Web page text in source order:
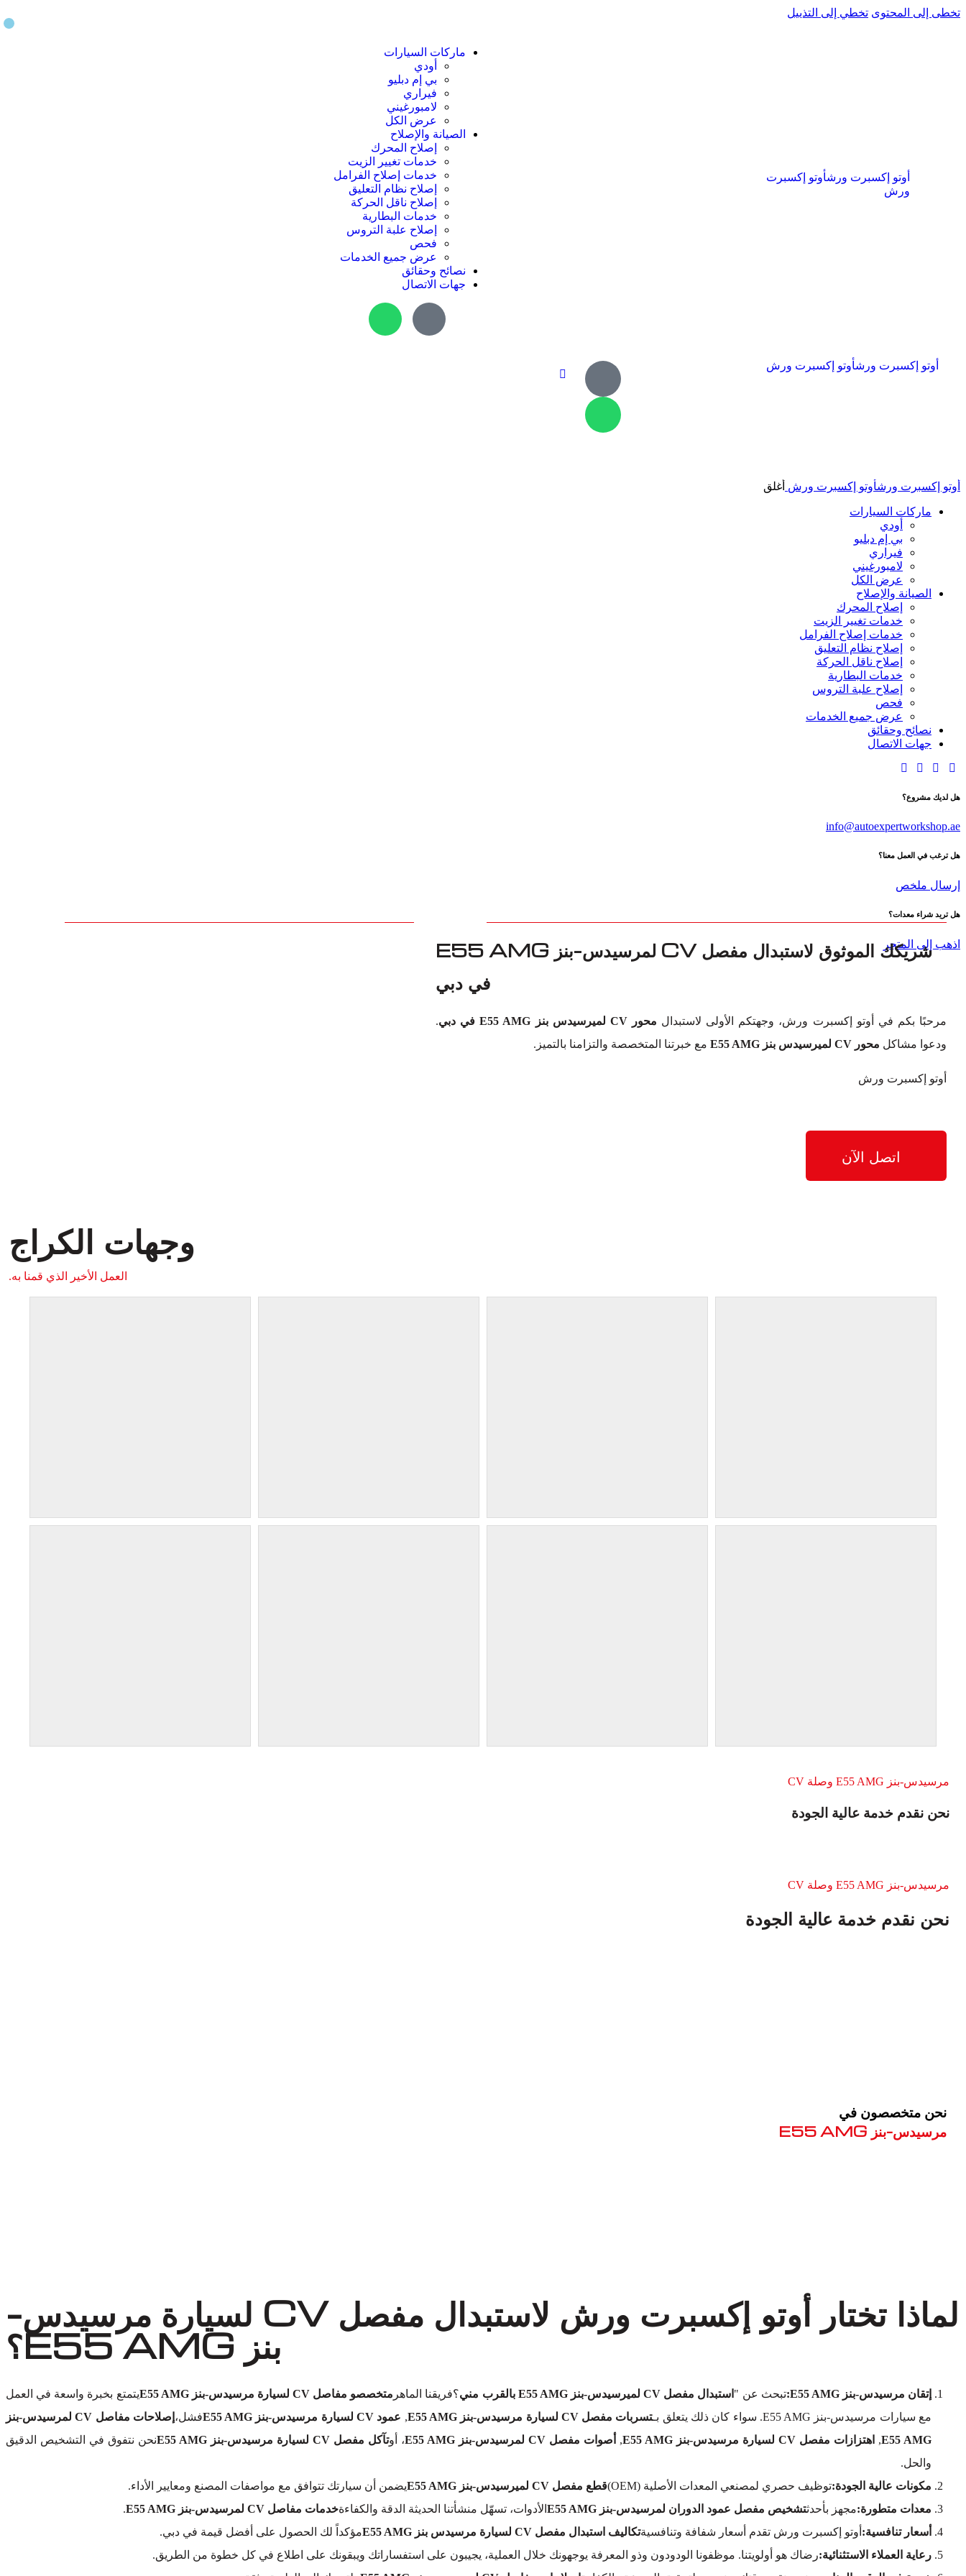
تخطى إلى المحتوى تخطي إلى التذييل
أوتو إكسبرت ورشأوتو إكسبرت
ورش
ماركات السيارات
أودي
بي إم دبليو
فيراري
لامبورغيني
عرض الكل
الصيانة والإصلاح
إصلاح المحرك
خدمات تغيير الزيت
خدمات إصلاح الفرامل
إصلاح نظام التعليق
إصلاح ناقل الحركة
خدمات البطارية
إصلاح علبة التروس
فحص
عرض جميع الخدمات
نصائح وحقائق
جهات الاتصال
أوتو إكسبرت ورشأوتو إكسبرت ورش
أوتو إكسبرت ورشأوتو إكسبرت ورش أغلق
ماركات السيارات
أودي
بي إم دبليو
فيراري
لامبورغيني
عرض الكل
الصيانة والإصلاح
إصلاح المحرك
خدمات تغيير الزيت
خدمات إصلاح الفرامل
إصلاح نظام التعليق
إصلاح ناقل الحركة
خدمات البطارية
إصلاح علبة التروس
فحص
عرض جميع الخدمات
نصائح وحقائق
جهات الاتصال
هل لديك مشروع؟
info@autoexpertworkshop.ae
هل ترغب في العمل معنا؟
إرسال ملخص
هل تريد شراء معدات؟
اذهب إلى المتجر
شريكك الموثوق لاستبدال مفصل CV لمرسيدس-بنز E55 AMG
في دبي
مرحبًا بكم في أوتو إكسبرت ورش، وجهتكم الأولى لاستبدال محور CV لميرسيدس بنز E55 AMG في دبي
.
ودعوا مشاكل محور CV لميرسيدس بنز E55 AMG مع خبرتنا المتخصصة والتزامنا بالتميز.
أوتو إكسبرت ورش
اتصل الآن
وجهات الكراج
العمل الأخير الذي قمنا به.
مرسيدس-بنز E55 AMG وصلة CV
نحن نقدم خدمة عالية الجودة
مرسيدس-بنز E55 AMG وصلة CV
نحن نقدم خدمة عالية الجودة
نحن متخصصون في
مرسيدس-بنز E55 AMG
لماذا تختار أوتو إكسبرت ورش لاستبدال مفصل CV لسيارة مرسيدس-
بنز E55 AMG؟
إتقان مرسيدس-بنز E55 AMG: تبحث عن " استبدال مفصل CV لميرسيدس-بنز E55 AMG بالقرب مني ؟فريقنا الماهر متخصصو مفاصل CV لسيارة مرسيدس-بنز E55 AMG
يتمتع بخبرة واسعة في العمل
مع سيارات مرسيدس-بنز E55 AMG. سواء كان ذلك يتعلق بـ
تسربات مفصل CV لسيارة مرسيدس-بنز E55 AMG , عمود CV لسيارة مرسيدس-بنز E55 AMG فشل،
إصلاحات مفاصل CV لمرسيدس-بنز
E55 AMG
, اهتزازات مفصل CV لسيارة مرسيدس-بنز E55 AMG , أصوات مفصل CV لمرسيدس-بنز E55 AMG ، أوتآكل مفصل CV لسيارة مرسيدس-بنز E55 AMG
نحن نتفوق في التشخيص الدقيق
والحل.
مكونات عالية الجودة:توظيف حصري لمصنعي المعدات الأصلية (OEM) قطع مفصل CV لميرسيدس-بنز E55 AMG
يضمن أن سيارتك تتوافق مع مواصفات المصنع ومعايير الأداء.
معدات متطورة:مجهز بأحدثتشخيص مفصل عمود الدوران لمرسيدس-بنز E55 AMG الأدوات، تسهّل منشأتنا الحديثة الدقة والكفاءةخدمات مفاصل CV لمرسيدس-بنز E55 AMG
.
أسعار تنافسية: أوتو إكسبرت ورش تقدم أسعار شفافة وتنافسيةتكاليف استبدال مفصل CV لسيارة مرسيدس بنز E55 AMG
مؤكداً لك الحصول على أفضل قيمة في دبي.
رعاية العملاء الاستثنائية:رضاك هو أولويتنا. موظفونا الودودون وذو المعرفة يوجهونك خلال العملية، يجيبون على استفساراتك ويبقونك على اطلاع في كل خطوة من الطريق.